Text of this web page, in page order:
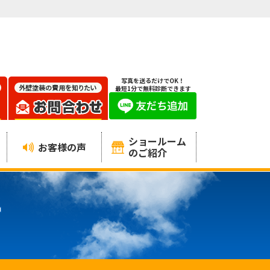
写真を送るだけでOK！
最短1分で無料診断できます
お客様の声 ショールーム
のご紹介